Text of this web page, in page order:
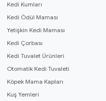
Kedi Kumları
Kedi Ödül Maması
Yetişkin Kedi Maması
Kedi Çorbası
Kedi Tuvalet Ürünleri
Otomatik Kedi Tuvaleti
Köpek Mama Kapları
Kuş Yemleri